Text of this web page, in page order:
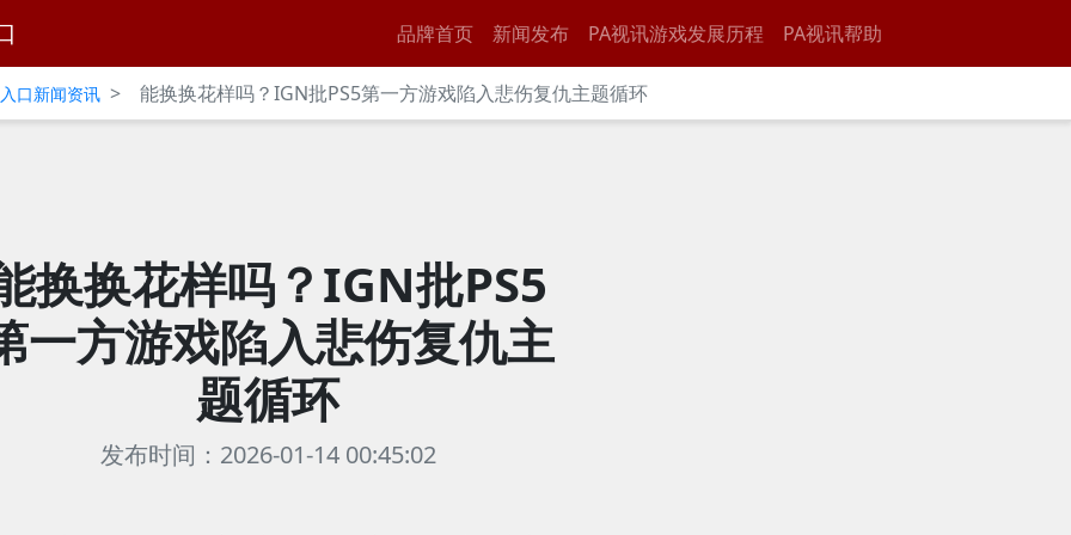
品牌首页 新闻发布 PA视讯游戏发展历程 PA视讯帮助
口新闻资讯 > 能换换花样吗？IGN批PS5第一方游戏陷入悲伤复仇主题循环
换换花样吗？IGN批PS5
一方游戏陷入悲伤复仇主
题循环
发布时间：2026-01-14 00:45:02